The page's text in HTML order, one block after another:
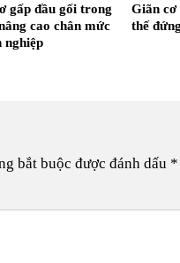
gấp đầu gối trong
cao chân mức
nghiệp
Giãn
thế
bắt buộc được đánh dấu *